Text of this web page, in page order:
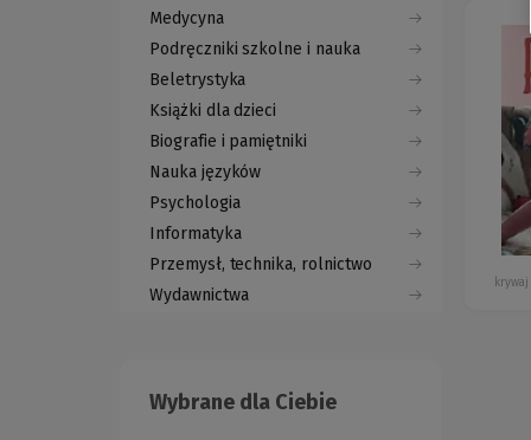
Medycyna
Podręczniki szkolne i nauka
Beletrystyka
Książki dla dzieci
Biografie i pamiętniki
Nauka języków
Psychologia
Informatyka
Przemysł, technika, rolnictwo
Wydawnictwa
Wybrane dla Ciebie
krywaj